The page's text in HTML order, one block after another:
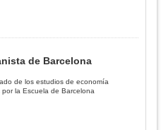
de Barcelona
de los estudios de economía
la Escuela de Barcelona